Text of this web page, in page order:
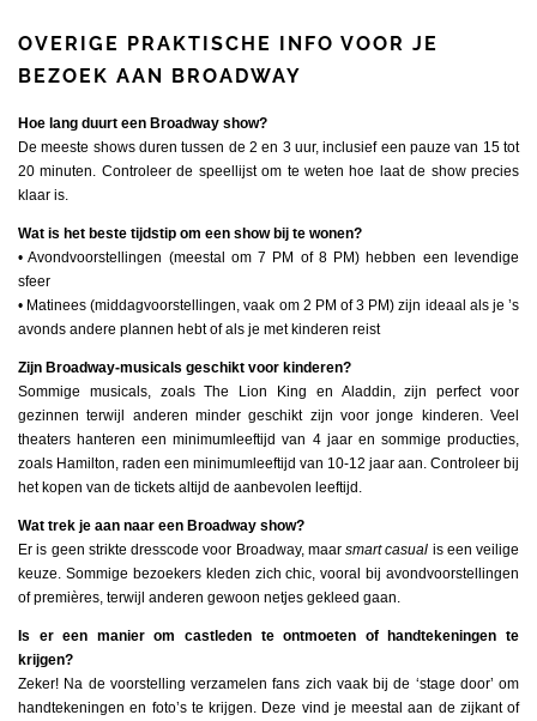
OVERIGE PRAKTISCHE INFO VOOR JE
BEZOEK AAN BROADWAY
Hoe lang duurt een Broadway show?
De meeste shows duren tussen de 2 en 3 uur, inclusief een pauze van 15 tot
20 minuten. Controleer de speellijst om te weten hoe laat de show precies
klaar is.
Wat is het beste tijdstip om een show bij te wonen?
• Avondvoorstellingen (meestal om 7 PM of 8 PM) hebben een levendige
sfeer
• Matinees (middagvoorstellingen, vaak om 2 PM of 3 PM) zijn ideaal als je ’s
avonds andere plannen hebt of als je met kinderen reist
Zijn Broadway-musicals geschikt voor kinderen?
Sommige musicals, zoals The Lion King en Aladdin, zijn perfect voor
gezinnen terwijl anderen minder geschikt zijn voor jonge kinderen. Veel
theaters hanteren een minimumleeftijd van 4 jaar en sommige producties,
zoals Hamilton, raden een minimumleeftijd van 10-12 jaar aan. Controleer bij
het kopen van de tickets altijd de aanbevolen leeftijd.
Wat trek je aan naar een Broadway show?
Er is geen strikte dresscode voor Broadway, maarsmart casual is een veilige
keuze. Sommige bezoekers kleden zich chic, vooral bij avondvoorstellingen
of premières, terwijl anderen gewoon netjes gekleed gaan.
Is er een manier om castleden te ontmoeten of handtekeningen te
krijgen?
Zeker! Na de voorstelling verzamelen fans zich vaak bij de ‘stage door’ om
handtekeningen en foto’s te krijgen. Deze vind je meestal aan de zijkant of